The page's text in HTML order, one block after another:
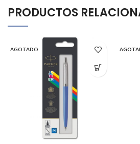
PRODUCTOS
AGOTADO